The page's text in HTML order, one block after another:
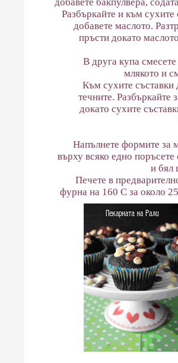
Разбъркайте и към сухите
добавете маслото.
пръсти докато
В друга купа смесете
млякото и
Към сухите съставки
течните. Разбъркайте
докато сухите
Напълнете формите за
върху всяко едно поръсете
и бял
Печете в
фурна на 160 С за около